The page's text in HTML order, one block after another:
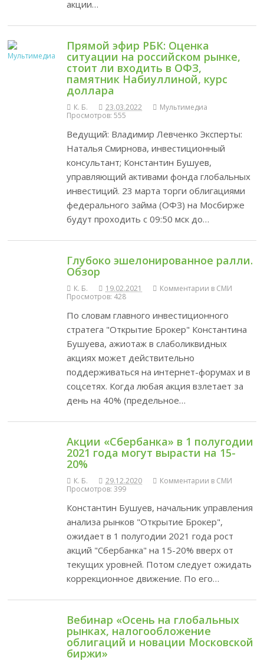
акции…
Прямой эфир РБК: Оценка
ситуации на российском рынке,
стоит ли входить в ОФЗ,
памятник Набиуллиной, курс
доллара
К. Б. 23.03.2022
Мультимедиа
Просмотров: 555
Ведущий: Владимир Левченко Эксперты:
Наталья Смирнова, инвестиционный
консультант; Константин Бушуев,
управляющий активами фонда глобальных
инвестиций. 23 марта торги облигациями
федерального займа (ОФЗ) на Мосбирже
будут проходить с 09:50 мск до…
Глубоко эшелонированное ралли.
Обзор
К. Б. 19.02.2021
Комментарии в СМИ
Просмотров: 428
По словам главного инвестиционного
стратега "Открытие Брокер" Константина
Бушуева, ажиотаж в слаболиквидных
акциях может действительно
поддерживаться на интернет-форумах и в
соцсетях. Когда любая акция взлетает за
день на 40% (предельное…
Акции «Сбербанка» в 1 полугодии
2021 года могут вырасти на 15-
20%
К. Б. 29.12.2020
Комментарии в СМИ
Просмотров: 399
Константин Бушуев, начальник управления
анализа рынков "Открытие Брокер",
ожидает в 1 полугодии 2021 года рост
акций "Сбербанка" на 15-20% вверх от
текущих уровней. Потом следует ожидать
коррекционное движение. По его…
Вебинар «Осень на глобальных
рынках, налогообложение
облигаций и новации Московской
биржи»